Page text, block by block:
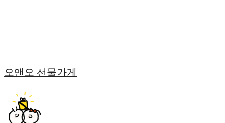
오앤오 선물가게